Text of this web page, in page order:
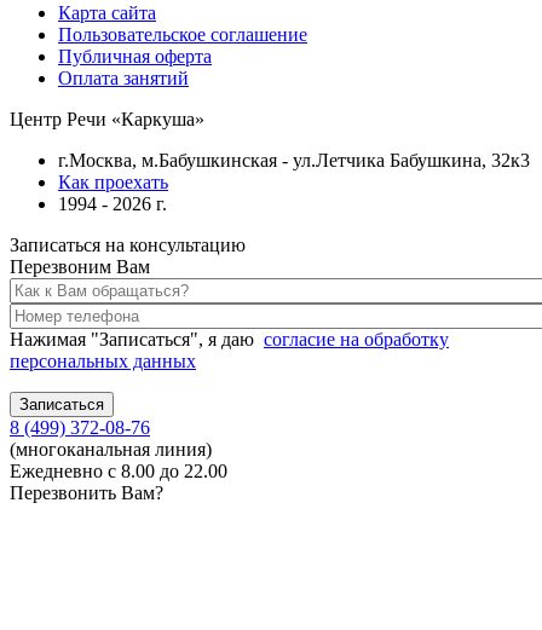
Карта сайта
Пользовательское соглашение
Публичная оферта
Оплата занятий
Центр Речи «Каркуша»
г.Москва, м.Бабушкинская - ул.Летчика Бабушкина, 32к3
Как проехать
1994 - 2026 г.
Записаться на консультацию
Перезвоним Вам
Нажимая "Записаться", я даю согласие на обработку
персональных данных
8 (499) 372-08-76
(многоканальная линия)
Ежедневно с 8.00 до 22.00
Перезвонить Вам?